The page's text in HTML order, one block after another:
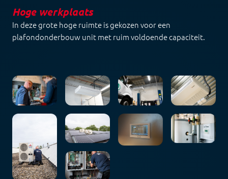
Hoge werkplaats
In deze grote hoge ruimte is gekozen voor een
plafondonderbouw unit met ruim voldoende capaciteit.